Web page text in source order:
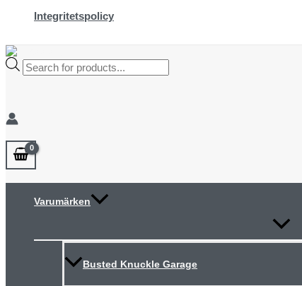
Integritetspolicy
Products
search
Varumärken
Slå
meny
Busted Knuckle Garage